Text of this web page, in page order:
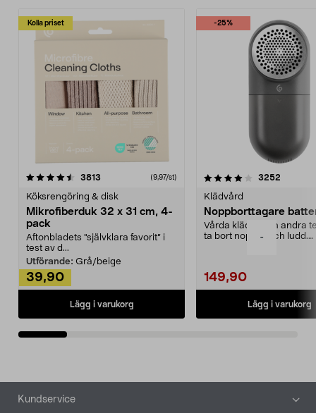
-
Kolla priset
3813 (9,97/st)
Köksrengöring & disk
Mikrofiberduk 32 x 31 cm, 4-
pack
Aftonbladets "självklara favorit” i
test av d...
Utförande: Grå/beige
39,90
Lägg i varukorg
-25%
4.0av 5 stjärnor 3252
Klädvård
Noppborttagare
Vårda kläder och andra
ta bort noppor och ludd.
149,90
Lägg i varukorg
4.5av 5 stjärnor
Sidfot
Kundservice